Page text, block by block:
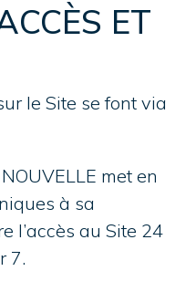
ET
le Site se font via
NOUVELLE met en
à sa
l’accès au Site 24
7.